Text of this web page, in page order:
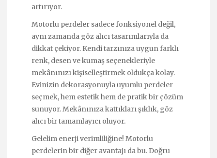
artırıyor.
Motorlu perdeler sadece fonksiyonel değil,
aynı zamanda göz alıcı tasarımlarıyla da
dikkat çekiyor. Kendi tarzınıza uygun farklı
renk, desen ve kumaş seçenekleriyle
mekânınızı kişiselleştirmek oldukça kolay.
Evinizin dekorasyonuyla uyumlu perdeler
seçmek, hem estetik hem de pratik bir çözüm
sunuyor. Mekânınıza kattıkları şıklık, göz
alıcı bir tamamlayıcı oluyor.
Gelelim enerji verimliliğine! Motorlu
perdelerin bir diğer avantajı da bu. Doğru